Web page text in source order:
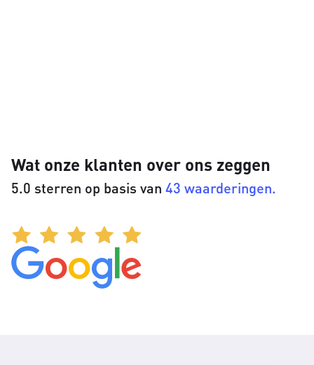
Wat onze klanten over ons zeggen
5.0 sterren op basis van 43 waarderingen.